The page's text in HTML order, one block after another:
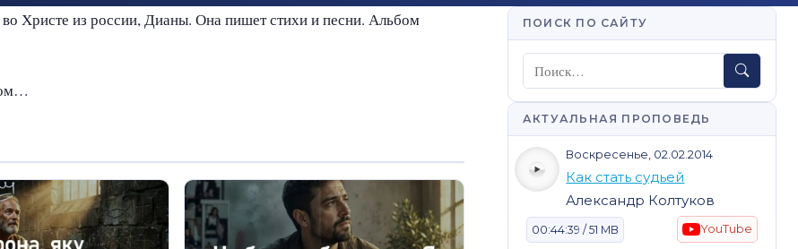
Христе из россии, Дианы. Она пишет стихи и песни. Альбом
ПОИСК ПО САЙТУ
Поиск
АКТУАЛЬНАЯ ПРОПОВЕДЬ
Воскресенье, 02.02.2014
Как стать судьей
Александр Колтуков
00:44:39 / 51 MB YouTube